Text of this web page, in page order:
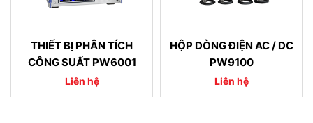
THIẾT BỊ PHÂN TÍCH
CÔNG SUẤT PW6001
Liên hệ
HỘP DÒNG ĐIỆN AC / DC
PW9100
Liên hệ